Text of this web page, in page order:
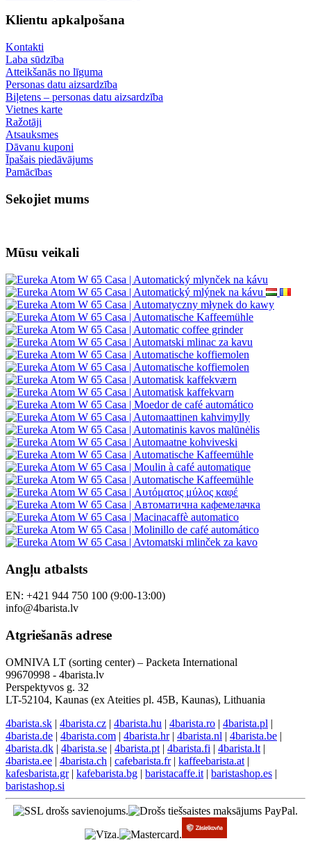
Klientu apkalpošana
Kontakti
Laba sūdzība
Atteikšanās no līguma
Personas datu aizsardzība
Biļetens – personas datu aizsardzība
Vietnes karte
Ražotāji
Atsauksmes
Dāvanu kuponi
Īpašais piedāvājums
Pamācības
Sekojiet mums
Mūsu veikali
Angļu atbalsts
EN: +421 944 750 100 (9:00-13:00)
info@4barista.lv
Atgriešanās adrese
OMNIVA LT (sorting center) – Packeta International
99670998 - 4barista.lv
Perspektyvos g. 32
LT-52104, Kaunas (ex Ateities pl. 45B, Kaunas), Lithuania
4barista.sk | 4barista.cz | 4barista.hu | 4barista.ro | 4barista.pl |
4barista.de | 4barista.com | 4barista.hr| 4barista.nl | 4barista.be |
4barista.dk | 4barista.se | 4barista.pt | 4barista.fi | 4barista.lt |
4barista.ee | 4barista.ch | cafebarista.fr| kaffeebarista.at |
kafesbarista.gr| kafebarista.bg | baristacaffe.it | baristashop.es |
baristashop.si